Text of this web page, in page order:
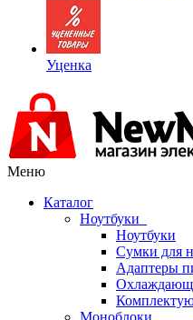
Уценка
Меню
Каталог
Ноутбуки
Ноутбуки
Сумки для
Адаптеры
Моноблоки